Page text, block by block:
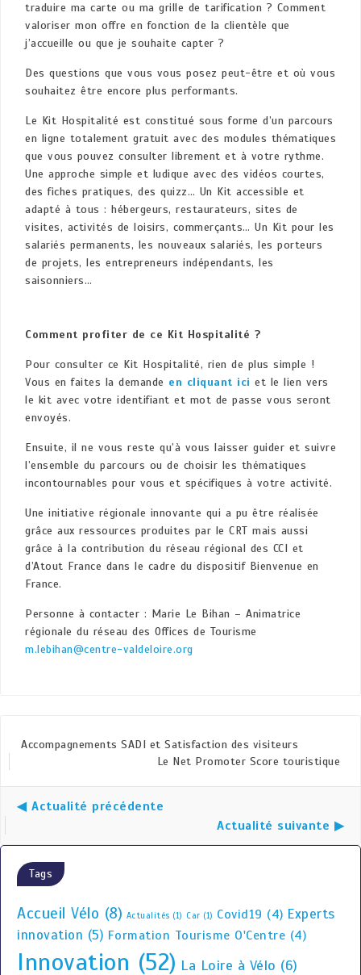
traduire ma carte ou ma grille de tarification ? Comment
valoriser mon offre en fonction de la clientèle que
j’accueille ou que je souhaite capter ?
Des questions que vous vous posez peut-être et où vous
souhaitez être encore plus performants.
Le Kit Hospitalité est constitué sous forme d’un parcours
en ligne totalement gratuit avec des modules thématiques
que vous pouvez consulter librement et à votre rythme.
Une approche simple et ludique avec des vidéos courtes,
des fiches pratiques, des quizz… Un Kit accessible et
adapté à tous : hébergeurs, restaurateurs, sites de
visites, activités de loisirs, commerçants… Un Kit pour les
salariés permanents, les nouveaux salariés, les porteurs
de projets, les entrepreneurs indépendants, les
saisonniers…
Comment profiter de ce Kit Hospitalité ?
Pour consulter ce Kit Hospitalité, rien de plus simple !
Vous en faites la demande en cliquant ici et le lien vers
le kit avec votre identifiant et mot de passe vous seront
envoyés.
Ensuite, il ne vous reste qu’à vous laisser guider et suivre
l’ensemble du parcours ou de choisir les thématiques
incontournables pour vous et spécifiques à votre activité.
Une initiative régionale innovante qui a pu être réalisée
grâce aux ressources produites par le CRT mais aussi
grâce à la contribution du réseau régional des CCI et
d’Atout France dans le cadre du dispositif Bienvenue en
France.
Personne à contacter : Marie Le Bihan – Animatrice
régionale du réseau des Offices de Tourisme
m.lebihan@centre-valdeloire.org
Accompagnements SADI et Satisfaction des visiteurs
Le Net Promoter Score touristique
◀ Actualité précédente
Actualité suivante ▶
Tags
Accueil Vélo (8) Actualités (1) Car (1) Covid19 (4) Experts
innovation (5) Formation Tourisme O'Centre (4)
Innovation (52) La Loire à Vélo (6)